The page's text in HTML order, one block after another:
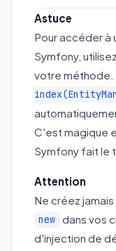
Astuce
Pour accéder à
Symfony,
votre méthode.
C'est magique
Symfony fait le
Attention
Ne créez
new dans vos
d'injection de